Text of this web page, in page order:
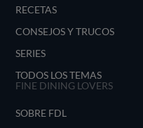
RECETAS
CONSEJOS Y TRUCOS
SERIES
TODOS LOS TEMAS
FINE DINING LOVERS
SOBRE FDL